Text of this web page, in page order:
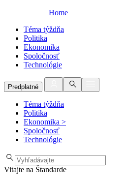
Home
Téma týždňa
Politika
Ekonomika
Spoločnosť
Technológie
Predplatné
Téma týždňa
Politika
Ekonomika >
Spoločnosť
Technológie
Vitajte na Štandarde